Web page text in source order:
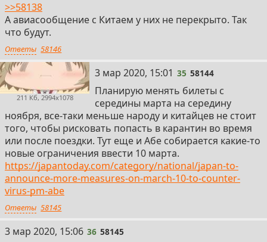
>>58138
А авиасообщение с Китаем у них не перекрыто. Так
что будут.
Ответы 58146
211 Кб, 2994x1078
35
3 мар 2020, 15:01 35 58144
Планирую менять билеты с
середины марта на середину
ноября, все-таки меньше народу и китайцев не стоит
того, чтобы рисковать попасть в карантин во время
или после поездки. Тут еще и Абе собирается какие-то
новые ограничения ввести 10 марта.
https://japantoday.com/category/national/japan-to-
announce-more-measures-on-march-10-to-counter-
virus-pm-abe
Ответы 58145
36
3 мар 2020, 15:06 36 58145